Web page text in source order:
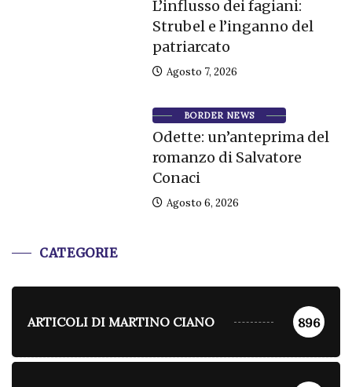
L’influsso dei fagiani:
Strubel e l’inganno del
patriarcato
Agosto 7, 2026
BORDER NEWS
Odette: un’anteprima del
romanzo di Salvatore
Conaci
Agosto 6, 2026
CATEGORIE
ARTICOLI DI MARTINO CIANO 896